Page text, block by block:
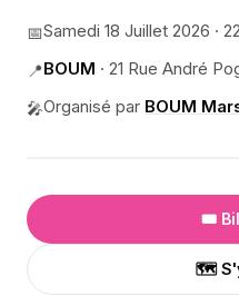
📅Samedi 18 Juillet 2026 ·
📍BOUM · 21 Rue André
🎤Organisé par BOUM
🎟️
🗺️